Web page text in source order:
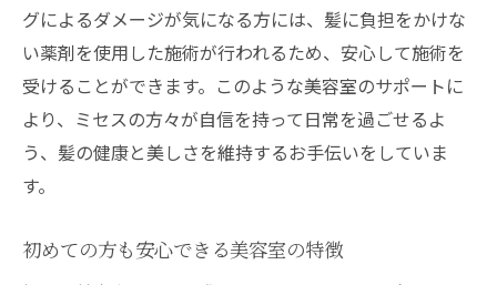
ミセスに似合う新しいスタイル
個性を引き出すスタイル提案
美容室での新しい魅力の発見
ミセスのためのスタイルチェンジ
グによるダメージが気になる方には、髪に負担をかけな
い薬剤を使用した施術が行われるため、安心して施術を
受けることができます。このような美容室のサポートに
より、ミセスの方々が自信を持って日常を過ごせるよ
う、髪の健康と美しさを維持するお手伝いをしていま
す。
初めての方も安心できる美容室の特徴